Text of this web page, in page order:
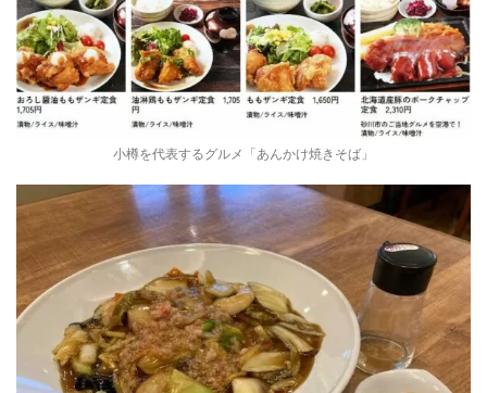
小樽を代表するグルメ「あんかけ焼きそば」